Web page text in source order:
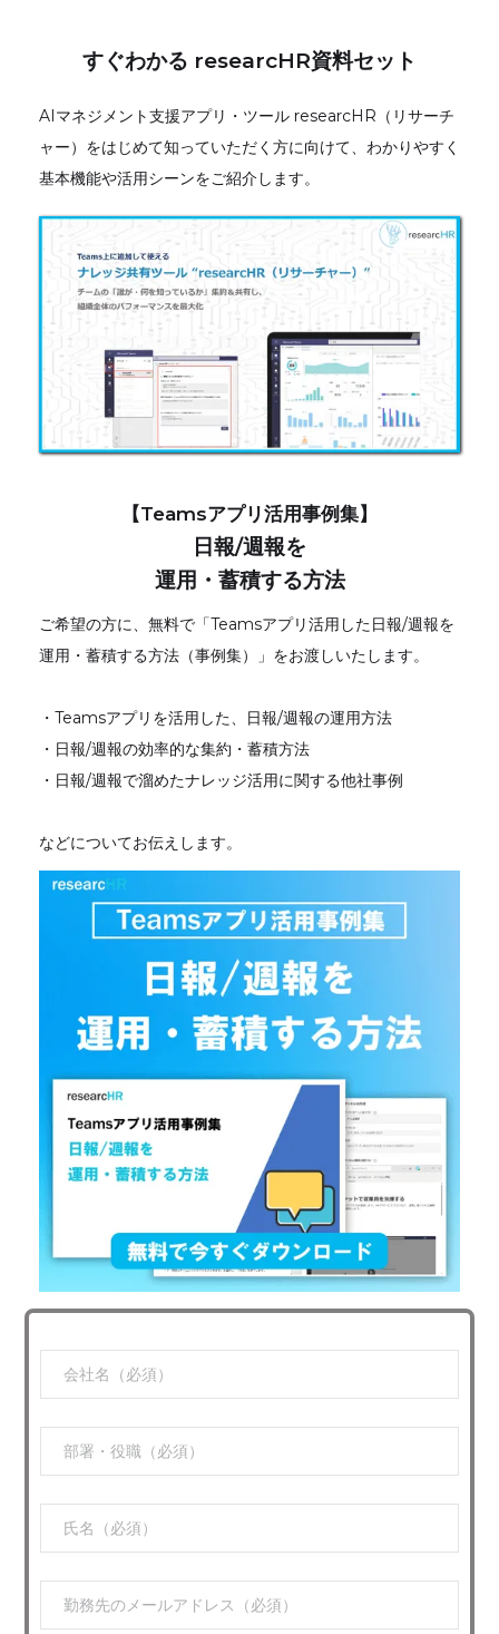
すぐわかる researcHR資料セット
AIマネジメント支援アプリ・ツール researcHR（リサーチ
ャー）をはじめて知っていただく方に向けて、わかりやすく
基本機能や活用シーンをご紹介します。
【Teamsアプリ活用事例集】
日報/週報を
運用・蓄積する方法
ご希望の方に、無料で「Teamsアプリ活用した日報/週報を
運用・蓄積する方法（事例集）」をお渡しいたします。
・Teamsアプリを活用した、日報/週報の運用方法
・日報/週報の効率的な集約・蓄積方法
・日報/週報で溜めたナレッジ活用に関する他社事例
などについてお伝えします。